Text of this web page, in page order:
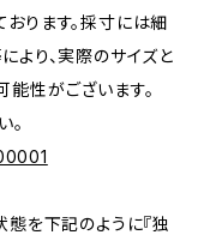
ります。採寸には細
より、実際のサイズと
性がございます。
。
を下記のように『独